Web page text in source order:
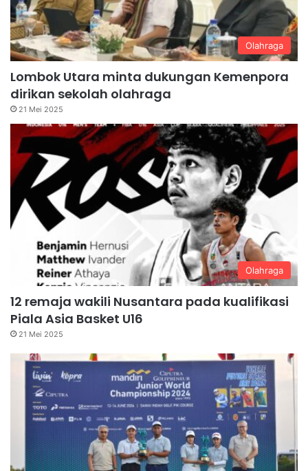
Olahraga
Lombok Utara minta dukungan Kemenpora
dirikan sekolah olahraga
21 Mei 2025
Olahraga
12 remaja wakili Nusantara pada kualifikasi
Piala Asia Basket U16
21 Mei 2025